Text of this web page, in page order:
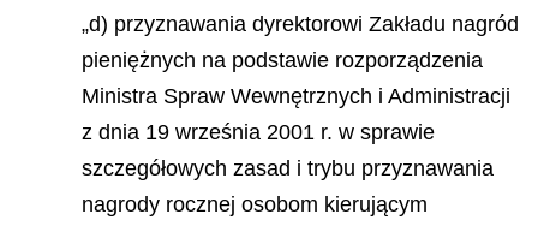
„d) przyznawania dyrektorowi Zakładu nagród
pieniężnych na podstawie rozporządzenia
Ministra Spraw Wewnętrznych i Administracji
z dnia 19 września 2001 r. w sprawie
szczegółowych zasad i trybu przyznawania
nagrody rocznej osobom kierującym